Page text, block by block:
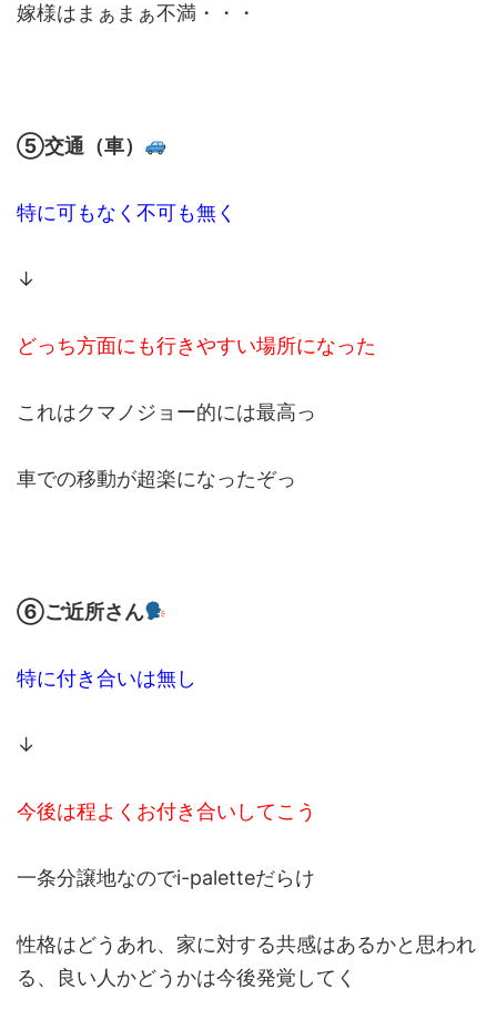
嫁様はまぁまぁ不満・・・
⑤交通（車）
特に可もなく不可も無く
↓
どっち方面にも行きやすい場所になった
これはクマノジョー的には最高っ
車での移動が超楽になったぞっ
⑥ご近所さん
特に付き合いは無し
↓
今後は程よくお付き合いしてこう
一条分譲地なのでi-paletteだらけ
性格はどうあれ、家に対する共感はあるかと思われ
る、良い人かどうかは今後発覚してく